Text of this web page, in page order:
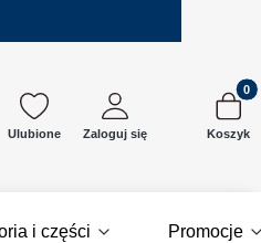
Ulubione Zaloguj się Koszyk
i części Promocje